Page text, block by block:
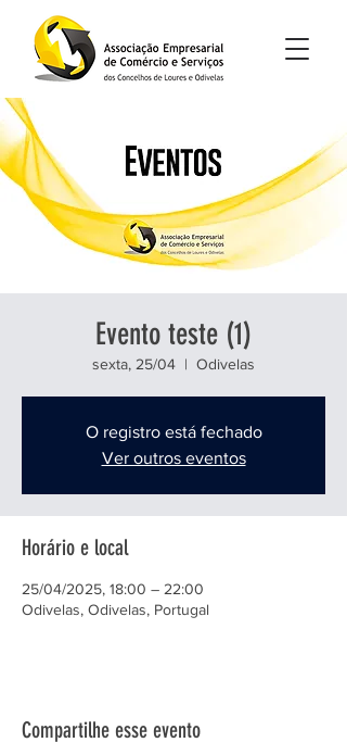
Evento teste (1)
sexta, 25/04
  |
Odivelas
O registro está fechado
Ver outros eventos
Horário e local
25/04/2025, 18:00 – 22:00
Odivelas, Odivelas, Portugal
Compartilhe esse evento